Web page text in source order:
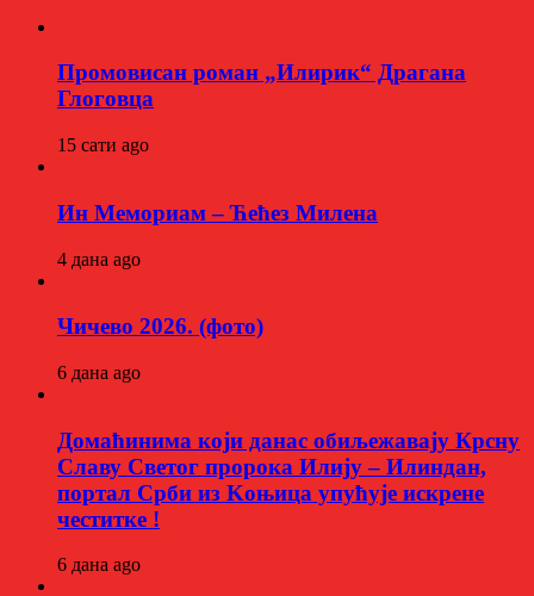
Промовисан роман „Илирик“ Драгана
Глоговца
15 сати ago
Ин Мемориам – Ћећез Милена
4 дана ago
Чичево 2026. (фото)
6 дана ago
Домаћинима који данас обиљежавају Крсну
Славу Светог пророка Илију – Илиндан,
портал Срби из Kоњица упућује искрене
честитке !
6 дана ago